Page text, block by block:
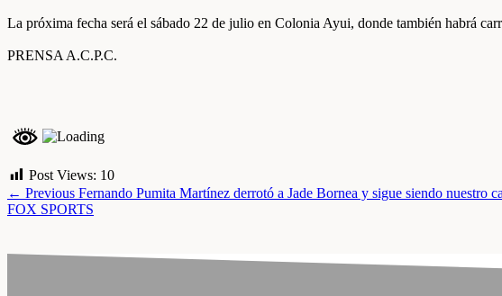
La próxima fecha será el sábado 22 de julio en Colonia Ayui, donde también habrá
PRENSA A.C.P.C.
Post Views: 10
← Previous Fernando Pumita Martínez derrotó a Jade Bornea y sigue siendo nuestro
FOX SPORTS